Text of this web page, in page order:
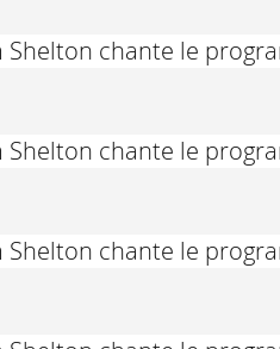
Shelton chante le
Shelton chante le
Shelton chante le